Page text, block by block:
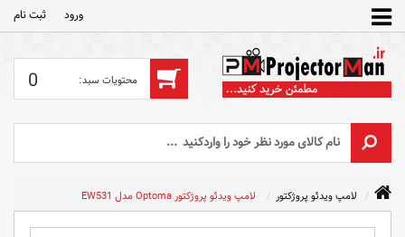
ورود ثبت‌ نام
0
لامپ ویدئو پروژکتور لامپ ویدئو پروژکتور Optoma مدل EW531